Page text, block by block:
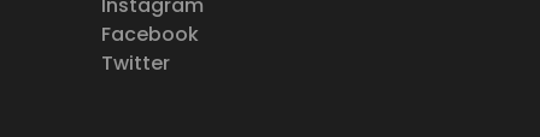
Instagram
Facebook
Twitter